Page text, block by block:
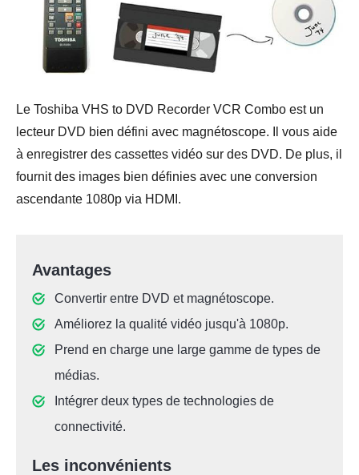
Le Toshiba VHS to DVD Recorder VCR Combo est un
lecteur DVD bien défini avec magnétoscope. Il vous aide
à enregistrer des cassettes vidéo sur des DVD. De plus, il
fournit des images bien définies avec une conversion
ascendante 1080p via HDMI.
Avantages
Convertir entre DVD et magnétoscope.
Améliorez la qualité vidéo jusqu'à 1080p.
Prend en charge une large gamme de types de
médias.
Intégrer deux types de technologies de
connectivité.
Les inconvénients